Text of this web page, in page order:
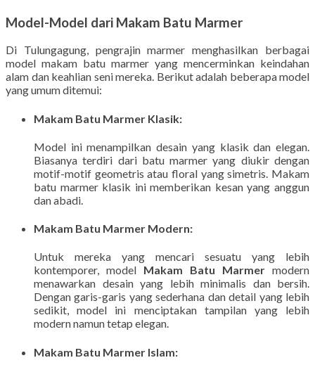
Model-Model dari Makam Batu Marmer
Di Tulungagung, pengrajin marmer menghasilkan berbagai
model makam batu marmer yang mencerminkan keindahan
alam dan keahlian seni mereka. Berikut adalah beberapa model
yang umum ditemui:
Makam Batu Marmer Klasik:
Model ini menampilkan desain yang klasik dan elegan.
Biasanya terdiri dari batu marmer yang diukir dengan
motif-motif geometris atau floral yang simetris. Makam
batu marmer klasik ini memberikan kesan yang anggun
dan abadi.
Makam Batu Marmer Modern:
Untuk mereka yang mencari sesuatu yang lebih
kontemporer, model Makam Batu Marmer modern
menawarkan desain yang lebih minimalis dan bersih.
Dengan garis-garis yang sederhana dan detail yang lebih
sedikit, model ini menciptakan tampilan yang lebih
modern namun tetap elegan.
Makam Batu Marmer Islam: